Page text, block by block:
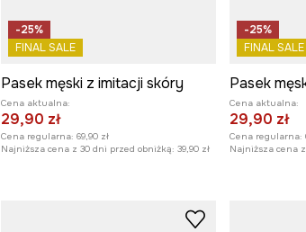
-25%
FINAL SALE
Pasek męski z imitacji skóry
Cena aktualna:
29,90 zł
Cena regularna: 69,90 zł
Najniższa cena z 30 dni przed obniżką: 39,90 zł
-25%
FINAL SALE
Pasek
Cena aktualna:
29,90 zł
Cena regularna:
Najniższa cena